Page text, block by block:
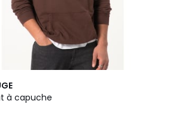
à capuche